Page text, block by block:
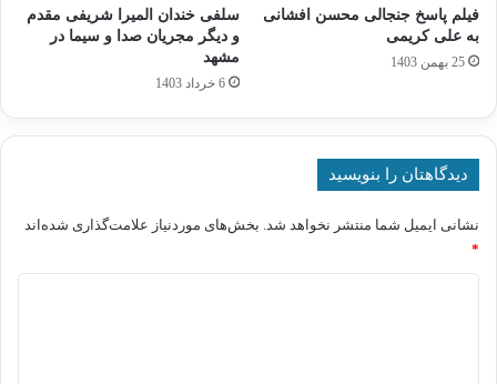
فیلم پاسخ جنجالی محسن افشانی
به علی کریمی
25 بهمن 1403
سلفی خندان المیرا شریفی مقدم
و دیگر مجریان صدا و سیما در
مشهد
6 خرداد 1403
دیدگاهتان را بنویسید
نشانی ایمیل شما منتشر نخواهد شد. بخش‌های موردنیاز علامت‌گذاری شده‌اند
*